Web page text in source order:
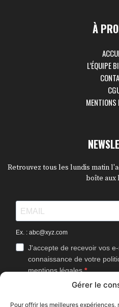
Gérer le
Pour offrir les meilleures
À
L’ÉQUIPE
MENTIONS
Retrouvez tous les lundis matin
boîte aux
Ex. : abc@xyz.com
J'accepte de recevoir vos
connaissance de votre
mentions légales.
Vous pouvez vous désinscrire à tout